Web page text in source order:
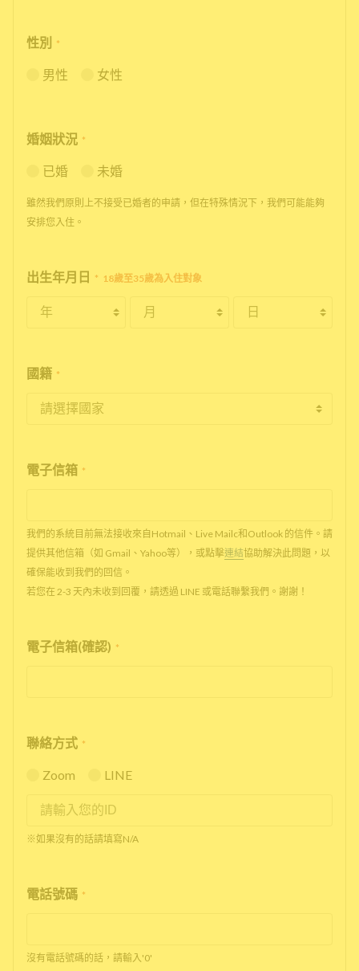
性別 *
男性 女性
婚姻狀況 *
已婚 未婚
雖然我們原則上不接受已婚者的申請，但在特殊情況下，我們可能能夠
安排您入住。
出生年月日 * 18歲至35歲為入住對象
國籍 *
電子信箱 *
我們的系統目前無法接收來自Hotmail、Live Mailc和Outlook 的信件。請
提供其他信箱（如 Gmail、Yahoo等），或點擊連結協助解決此問題，以
確保能收到我們的回信。
若您在 2-3 天內未收到回覆，請透過 LINE 或電話聯繫我們。謝謝！
電子信箱(確認) *
聯絡方式 *
Zoom LINE
※如果沒有的話請填寫N/A
電話號碼 *
沒有電話號碼的話，請輸入'0'